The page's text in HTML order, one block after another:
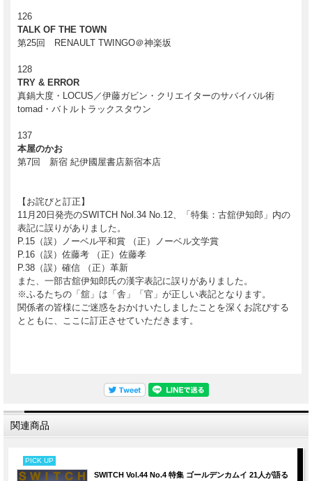
126
TALK OF THE TOWN
第25回 RENAULT TWINGO＠神楽坂
128
TRY & ERROR
真鍋大度・LOCUS／伊藤ガビン・クリエイターのサバイバル術
tomad・バトルトラックスタウン
137
本屋のかお
第7回 新宿 紀伊國屋書店新宿本店
【お詫びと訂正】
11月20日発売のSWITCH Nol.34 No.12、「特集：古舘伊知郎」内の
表記に誤りがありました。
P.15（誤）ノーベル平和賞 （正）ノーベル文学賞
P.16（誤）佐藤考 （正）佐藤孝
P.38（誤）確信 （正）革新
また、一部古舘伊知郎氏の漢字表記に誤りがありました。
※ふるたちの「舘」は「舎」「官」が正しい表記となります。
関係者の皆様にご迷惑をおかけいたしましたことを深くお詫びする
とともに、ここに訂正させていただきます。
関連商品
PICK UP
SWITCH Vol.44 No.4 特集 ゴールデンカムイ 21人が語る